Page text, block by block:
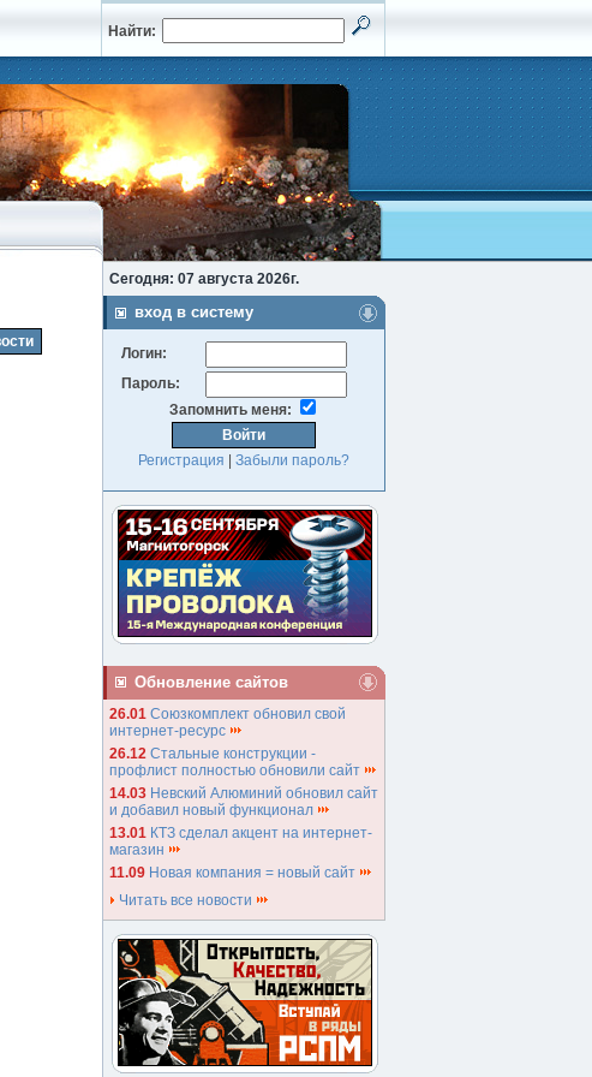
Найти:
Сегодня: 07 августа 2026г.
вход в систему
Логин:
Пароль:
Запомнить меня:
Регистрация Забыли пароль?
Обновление сайтов
26.01 Союзкомплект обновил свой
интернет-ресурс
26.12 Стальные конструкции -
профлист полностью обновили сайт
14.03 Невский Алюминий обновил сайт
и добавил новый функционал
13.01 КТЗ сделал акцент на интернет-
магазин
11.09 Новая компания = новый сайт
Читать все новости